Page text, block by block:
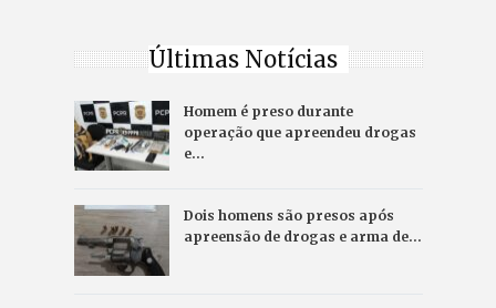
Últimas Notícias
Homem é preso durante
operação que apreendeu drogas
e…
Dois homens são presos após
apreensão de drogas e arma de…